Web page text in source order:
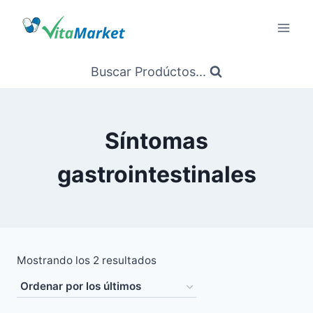
Buscar Prodúctos...
Síntomas
gastrointestinales
Mostrando los 2 resultadosOrdenado
los